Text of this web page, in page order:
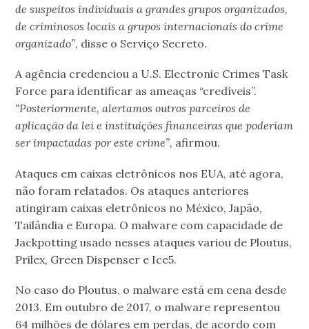
de suspeitos individuais a grandes grupos organizados,
de criminosos locais a grupos internacionais do crime
organizado”, disse o Serviço Secreto.
A agência credenciou a U.S. Electronic Crimes Task
Force para identificar as ameaças “credíveis”.
“Posteriormente, alertamos outros parceiros de
aplicação da lei e instituições financeiras que poderiam
ser impactadas por este crime”, afirmou.
Ataques em caixas eletrônicos nos EUA, até agora,
não foram relatados. Os ataques anteriores
atingiram caixas eletrônicos no México, Japão,
Tailândia e Europa. O malware com capacidade de
Jackpotting usado nesses ataques variou de Ploutus,
Prilex, Green Dispenser e Ice5.
No caso do Ploutus, o malware está em cena desde
2013. Em outubro de 2017, o malware representou
64 milhões de dólares em perdas, de acordo com